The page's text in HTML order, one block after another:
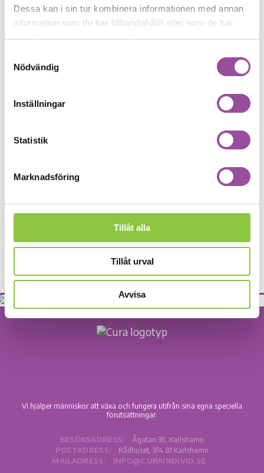
Dessa kan i sin tur kombinera informationen med annan
information som du har tillhandahållit eller som de har
samlat in när du har använt deras tjänster.
Nödvändig
Inställningar
Statistik
Marknadsföring
Tillåt alla
Tillåt urval
Avvisa
DELA:
Utbildare
Fransson Sjöarp Gruppbostäder
Vi kan skräddarsy
Vi kan skräddarsy en utbildning som passar dig och
hemmaplan. Vi kan också göra anpassningar och
sidan, utifrån dina önskemål och behov. Ta kontakt
med oss så diskuterar vi tillsammans fram vad som
är lämpligt för er.
Vi hjälper människor att växa och fungera utifrån sina egna speciella
förutsättningar.
BESÖKSADRESS: Ågatan 38, Karlshamn
POSTADRESS: Rådhuset, 374 81 Karlshamn
MAILADRESS: INFO@CURAINDIVID.SE